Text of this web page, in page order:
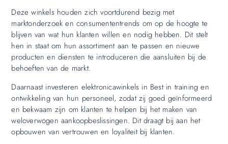
Deze winkels houden zich voortdurend bezig met
marktonderzoek en consumententrends om op de hoogte te
blijven van wat hun klanten willen en nodig hebben. Dit stelt
hen in staat om hun assortiment aan te passen en nieuwe
producten en diensten te introduceren die aansluiten bij de
behoeften van de markt.
Daarnaast investeren elektronicawinkels in Best in training en
ontwikkeling van hun personeel, zodat zij goed geïnformeerd
en bekwaam zijn om klanten te helpen bij het maken van
weloverwogen aankoopbeslissingen. Dit draagt bij aan het
opbouwen van vertrouwen en loyaliteit bij klanten.